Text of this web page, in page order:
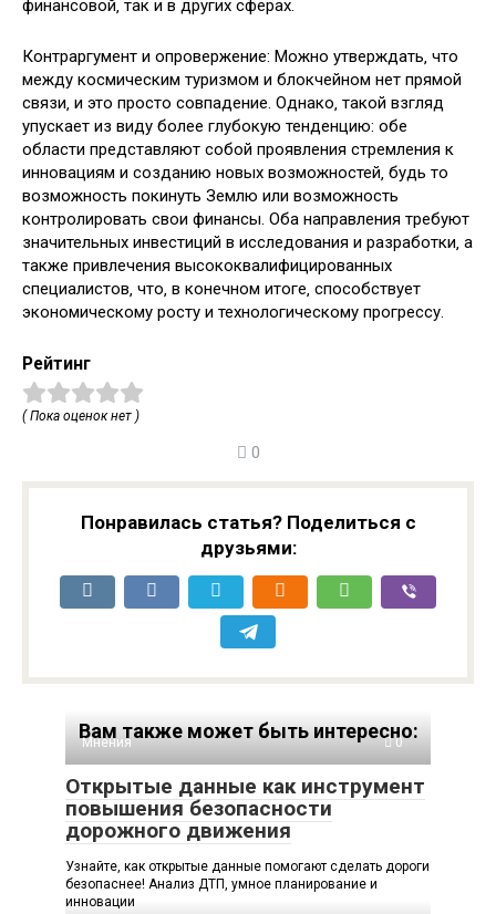
финансовой‚ так и в других сферах.
Контраргумент и опровержение: Можно утверждать‚ что
между космическим туризмом и блокчейном нет прямой
связи‚ и это просто совпадение. Однако‚ такой взгляд
упускает из виду более глубокую тенденцию: обе
области представляют собой проявления стремления к
инновациям и созданию новых возможностей‚ будь то
возможность покинуть Землю или возможность
контролировать свои финансы. Оба направления требуют
значительных инвестиций в исследования и разработки‚ а
также привлечения высококвалифицированных
специалистов‚ что‚ в конечном итоге‚ способствует
экономическому росту и технологическому прогрессу.
Рейтинг
( Пока оценок нет )
0
Понравилась статья? Поделиться с
друзьями:
Вам также может быть интересно:
Мнения 0
Открытые данные как инструмент
повышения безопасности
дорожного движения
Узнайте, как открытые данные помогают сделать дороги
безопаснее! Анализ ДТП, умное планирование и
инновации